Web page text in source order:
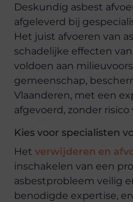
Deskundig asbest
afgeleverd bij
Het juist afvoeren van
schadelijke effecten
voldoen aan
gemeenschap,
Vlaanderen, met een
afgevoerd, zonder
Kies voor specialisten
Het verwijderen en
inschakelen van een
asbestprobleem veilig
benodigde expertise,